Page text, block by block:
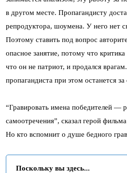
в другом месте. Пропагандисту
репродуктора, шоумена. У него нет
Поэтому ставить под вопрос
опасное занятие, потому что
что он не патриот, и продался
пропагандиста при этом останется за
“Гравировать имена победителей —
самоотречения”, сказал герой
Но кто вспомнит о душе бедного
Поскольку вы здесь...